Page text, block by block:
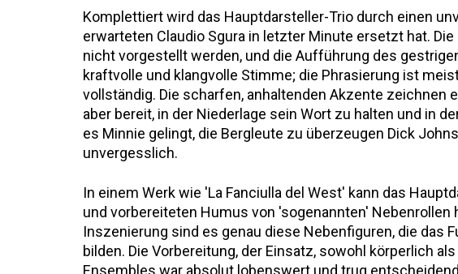
Komplettiert wird das Hauptdarsteller-Trio durch einen
erwarteten Claudio Sgura in letzter Minute ersetzt hat.
nicht vorgestellt werden, und die Aufführung des
kraftvolle und klangvolle Stimme; die Phrasierung ist
vollständig. Die scharfen, anhaltenden Akzente zeichnen
aber bereit, in der Niederlage sein Wort zu halten und in
es Minnie gelingt, die Bergleute zu überzeugen Dick
unvergesslich.
In einem Werk wie 'La Fanciulla del West' kann das
und vorbereiteten Humus von 'sogenannten' Nebenrollen
Inszenierung sind es genau diese Nebenfiguren, die das
bilden. Die Vorbereitung, der Einsatz, sowohl körperlich
Ensembles war absolut lobenswert und trug